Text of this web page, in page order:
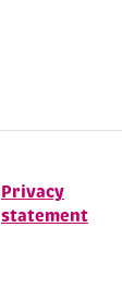
Privacy
statement